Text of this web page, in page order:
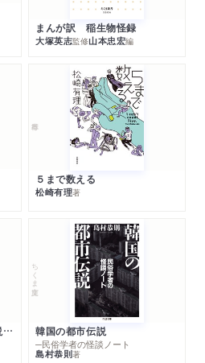
まんが訳 稲生物怪録
大塚英志監修山本忠宏編
５まで数える
松崎有理著
世界幻想文学大全 怪奇小説精華
ちくま文庫
韓国の都市伝説
─民俗学者の怪談ノート
島村恭則著